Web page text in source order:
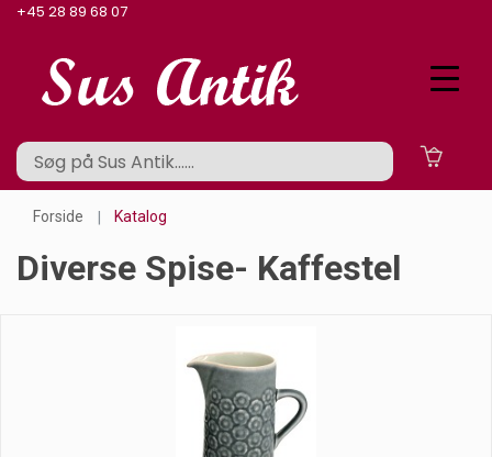
+45 28 89 68 07
Forside Katalog
Diverse Spise- Kaffestel